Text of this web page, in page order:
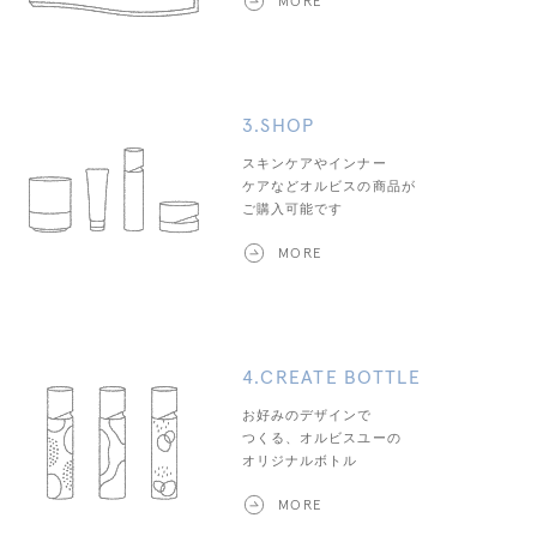
3.SHOP
スキンケアやインナー
ケアなどオルビスの商品が
ご購入可能です
MORE
4.CREATE BOTTLE
お好みのデザインで
つくる、オルビスユーの
オリジナルボトル
MORE